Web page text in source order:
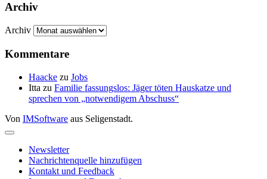
Archiv
Archiv
Kommentare
Haacke zu Jobs
Itta zu Familie fassungslos: Jäger töten Hauskatze und
sprechen von „notwendigem Abschuss“
Von IMSoftware aus Seligenstadt.
Newsletter
Nachrichtenquelle hinzufügen
Kontakt und Feedback